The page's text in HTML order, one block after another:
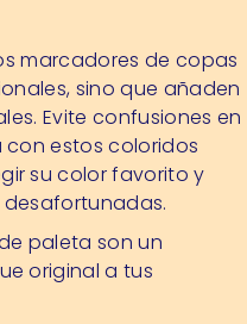
marcadores de copas
sino que añaden
Evite confusiones en
estos coloridos
su color favorito y
paleta son un
original a tus